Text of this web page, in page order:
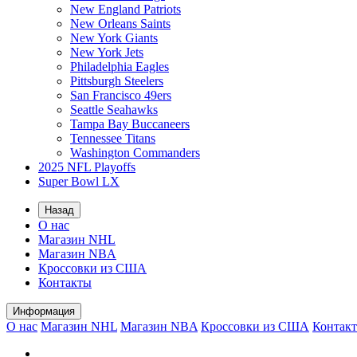
New England Patriots
New Orleans Saints
New York Giants
New York Jets
Philadelphia Eagles
Pittsburgh Steelers
San Francisco 49ers
Seattle Seahawks
Tampa Bay Buccaneers
Tennessee Titans
Washington Commanders
2025 NFL Playoffs
Super Bowl LX
Назад
О нас
Магазин NHL
Магазин NBA
Кроссовки из США
Контакты
Информация
О нас Магазин NHL Магазин NBA Кроссовки из США